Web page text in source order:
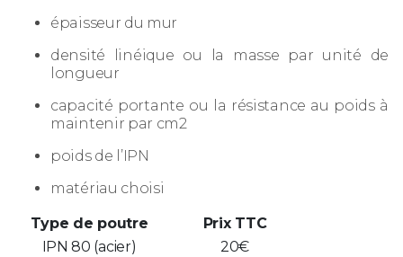
épaisseur du mur
densité linéique ou la masse par unité de
longueur
capacité portante ou la résistance au poids à
maintenir par cm2
poids de l’IPN
matériau choisi
Type de poutre
Prix TTC
IPN 80 (acier)
20€